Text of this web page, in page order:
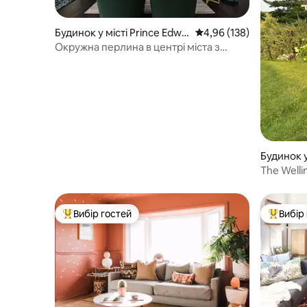
Будинок у місті Prince Edwa
rd
Середня оцінка: 4,96 з
4,96 (138)
Окружна перлина в центрі міста з
Будинок
rd
The
Топ вибір гостей
Вибір гостей Топ